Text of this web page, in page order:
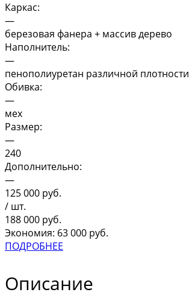
Каркас:
—
березовая фанера + массив дерево
Наполнитель:
—
пенополиуретан различной плотности
Обивка:
—
мех
Размер:
—
240
Дополнительно:
—
125 000 руб.
/ шт.
188 000 руб.
Экономия: 63 000 руб.
ПОДРОБНЕЕ
Описание